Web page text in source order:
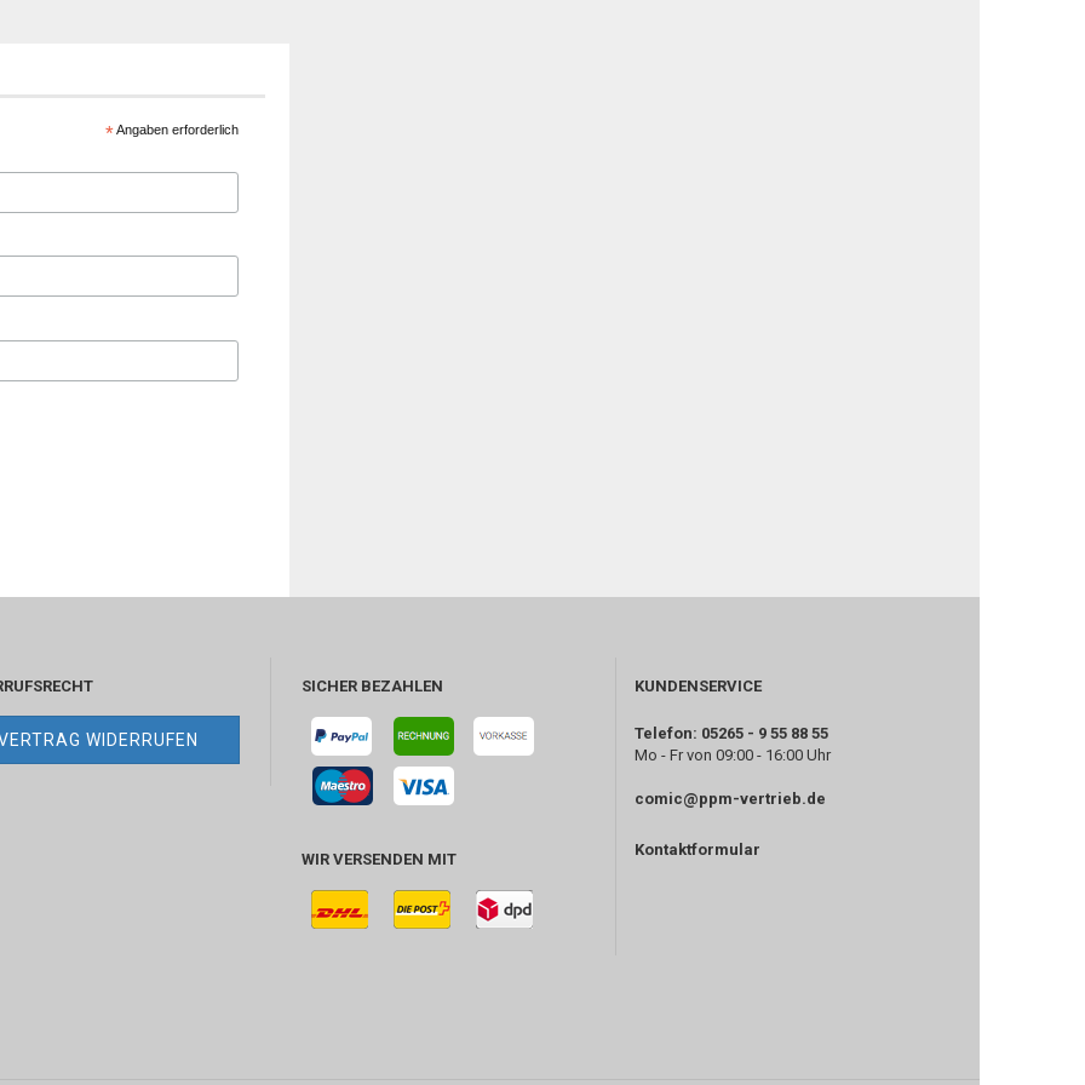
*Angaben erforderlich
WIDERRUFEN
SICHER BEZAHLEN
WIR VERSENDEN MIT
KUNDENSERVICE
Telefon: 05265 - 9 55 88 55
Mo - Fr von 09:00 - 16:00 Uhr
comic@ppm-vertrieb.de
Kontaktformular